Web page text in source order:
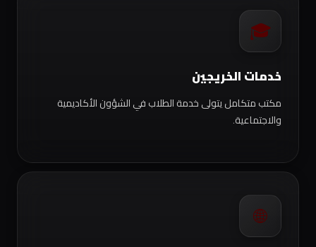
🎓
خدمات الخريجين
مكتب متكامل يتولى خدمة الطلاب في الشؤون الأكاديمية
والاجتماعية.
🌐